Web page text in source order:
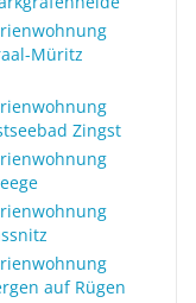
Müritz
Zingst
auf Rügen